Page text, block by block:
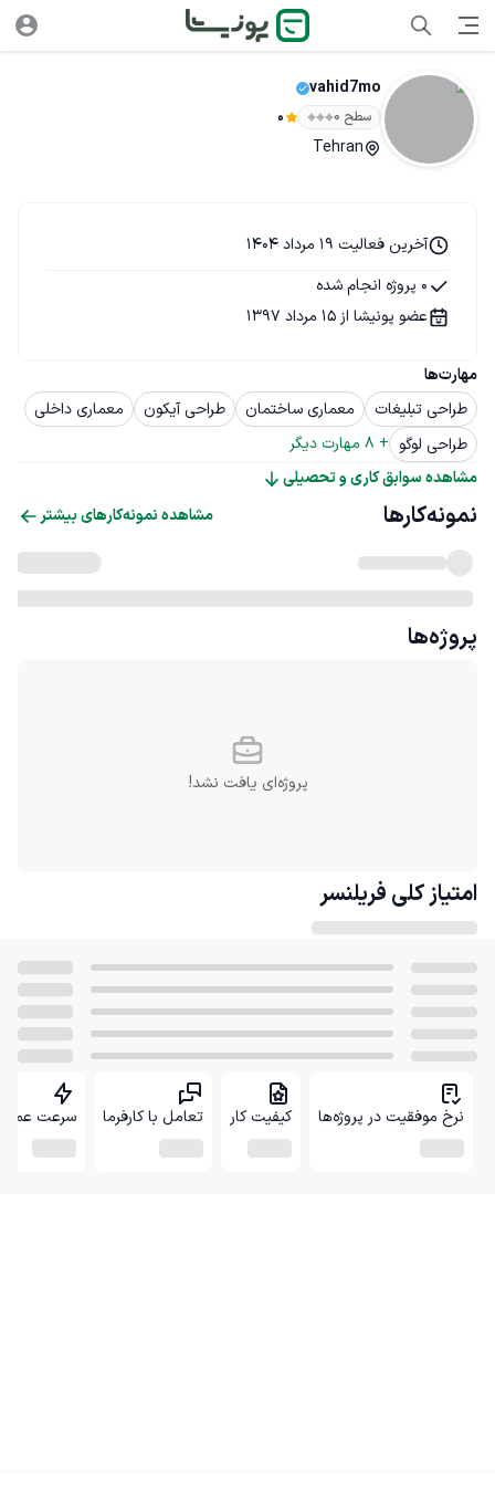
vahid7mo
سطح ۰ 0
Tehran
مهارت‌ها
طراحی تبلیغات
معماری ساختمان طراحی آیکون
معماری داخلی
طراحی لوگو +
8 مهارت دیگر
مشاهده سوابق کاری و تحصیلی
آخرین فعالیت 19 مرداد 1404
0 پروژه انجام شده
عضو پونیشا از 15 مرداد 1397
نمونه‌کارها مشاهده نمونه‌کارهای بیشتر
پروژه‌ها
پروژه‌ای یافت نشد!
امتیاز کلی فریلنسر
نرخ موفقیت در پروژه‌ها کیفیت کار تعامل با کارفرما سرعت عمل